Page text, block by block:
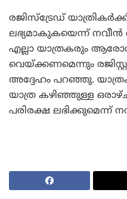
രജിസ്‌ട്രേഡ്
ലഭ്യമാകുകയെന്ന് നവീന്‍
എല്ലാ യാത്രകരും
വെയ്ക്കണമെന്നും
അദ്ദേഹം പറഞ്ഞു.
യാത്ര കഴിഞ്ഞുള്ള
പരിരക്ഷ ലഭിക്കുമെന്ന്